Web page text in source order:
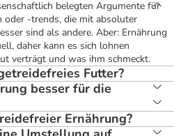
belegten Argumente für
oder -trends, die mit absoluter
sind als andere. Aber: Ernährung
daher kann es sich lohnen
verträgt und was ihm schmeckt.
Futter?
besser für die
Ernährung?